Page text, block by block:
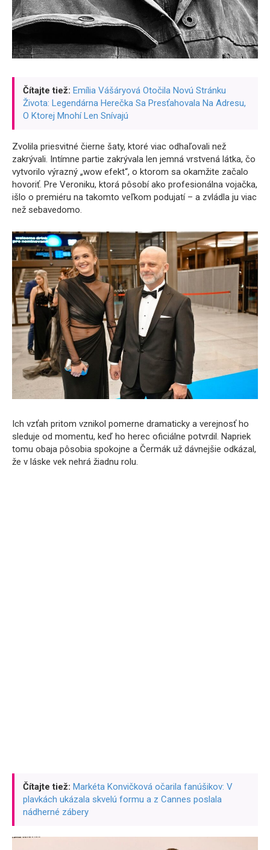
Čítajte tiež: Emília Vášáryová Otočila Novú Stránku
Života: Legendárna Herečka Sa Presťahovala Na Adresu,
O Ktorej Mnohí Len Snívajú
Zvolila priesvitné čierne šaty, ktoré viac odhaľovali než
zakrývali. Intímne partie zakrývala len jemná vrstvená látka, čo
vytvorilo výrazný „wow efekt“, o ktorom sa okamžite začalo
hovoriť. Pre Veroniku, ktorá pôsobí ako profesionálna vojačka,
išlo o premiéru na takomto veľkom podujatí – a zvládla ju viac
než sebavedomo.
Ich vzťah pritom vznikol pomerne dramaticky a verejnosť ho
sleduje od momentu, keď ho herec oficiálne potvrdil. Napriek
tomu obaja pôsobia spokojne a Čermák už dávnejšie odkázal,
že v láske vek nehrá žiadnu rolu.
Čítajte tiež: Markéta Konvičková očarila fanúšikov: V
plavkách ukázala skvelú formu a z Cannes poslala
nádherné zábery